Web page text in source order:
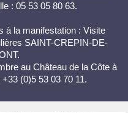
: 05 53 05 80 63.
à la manifestation : Visite
SAINT-CREPIN-DE-
au Château de la Côte à
(0)5 53 03 70 11.